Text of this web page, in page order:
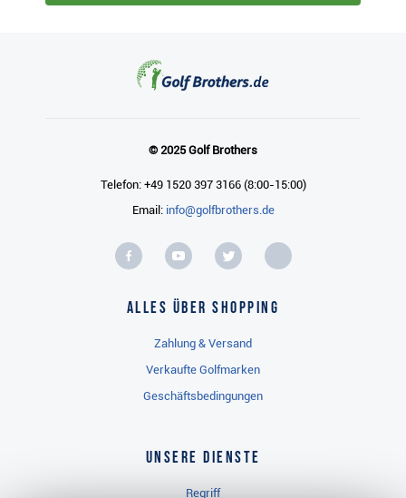
© 2025 Golf Brothers
Telefon: +49 1520 397 3166 (8:00-15:00)
Email: info@golfbrothers.de
Alles über Shopping
Zahlung & Versand
Verkaufte Golfmarken
Geschäftsbedingungen
Unsere Dienste
Regriff